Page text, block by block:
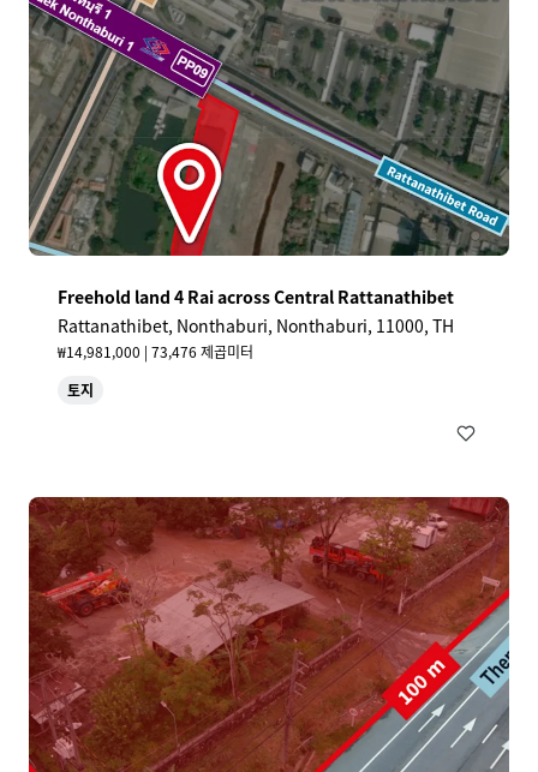
Freehold land 4 Rai across Central Rattanathibet
Rattanathibet, Nonthaburi, Nonthaburi, 11000, TH
₩14,981,000 | 73,476 제곱미터
토지